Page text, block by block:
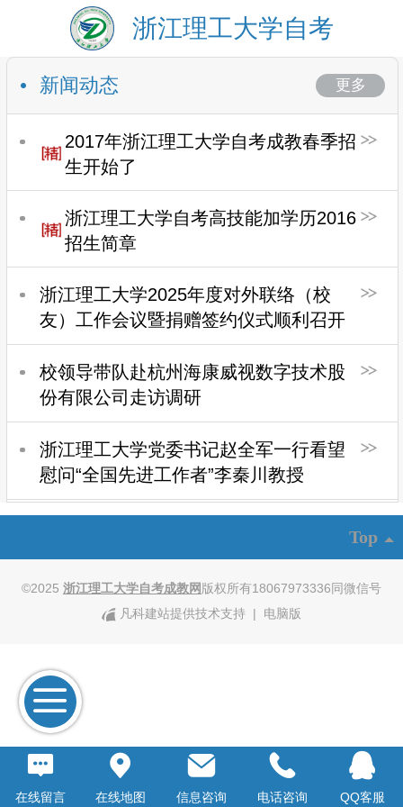
浙江理工大学自考
新闻动态 更多
2017年浙江理工大学自考成教春季招
生开始了
浙江理工大学自考高技能加学历2016
招生简章
浙江理工大学2025年度对外联络（校
友）工作会议暨捐赠签约仪式顺利召开
校领导带队赴杭州海康威视数字技术股
份有限公司走访调研
浙江理工大学党委书记赵全军一行看望
慰问“全国先进工作者”李秦川教授
Top
©2025 浙江理工大学自考成教网 版权所有18067973336同微信号
凡科建站提供技术支持
| 电脑版
在线留言 在线地图 信息咨询 电话咨询 QQ客服